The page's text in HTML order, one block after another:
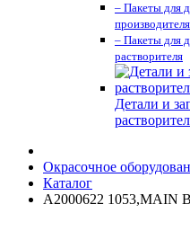
– Пакеты для
производителя
– Пакеты для
растворителя
Детали и
Окрасочное
Каталог
A2000622 1053,MAIN